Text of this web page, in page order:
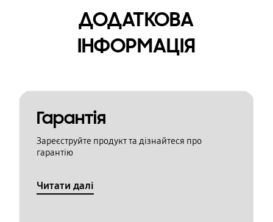
ДОДАТКОВА
ІНФОРМАЦІЯ
Гарантія
Зареєструйте продукт та дізнайтеся про
гарантію
Читати далі